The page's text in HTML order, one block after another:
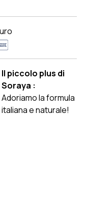
Il piccolo plus di
Soraya :
Adoriamo la formula
italiana e naturale!